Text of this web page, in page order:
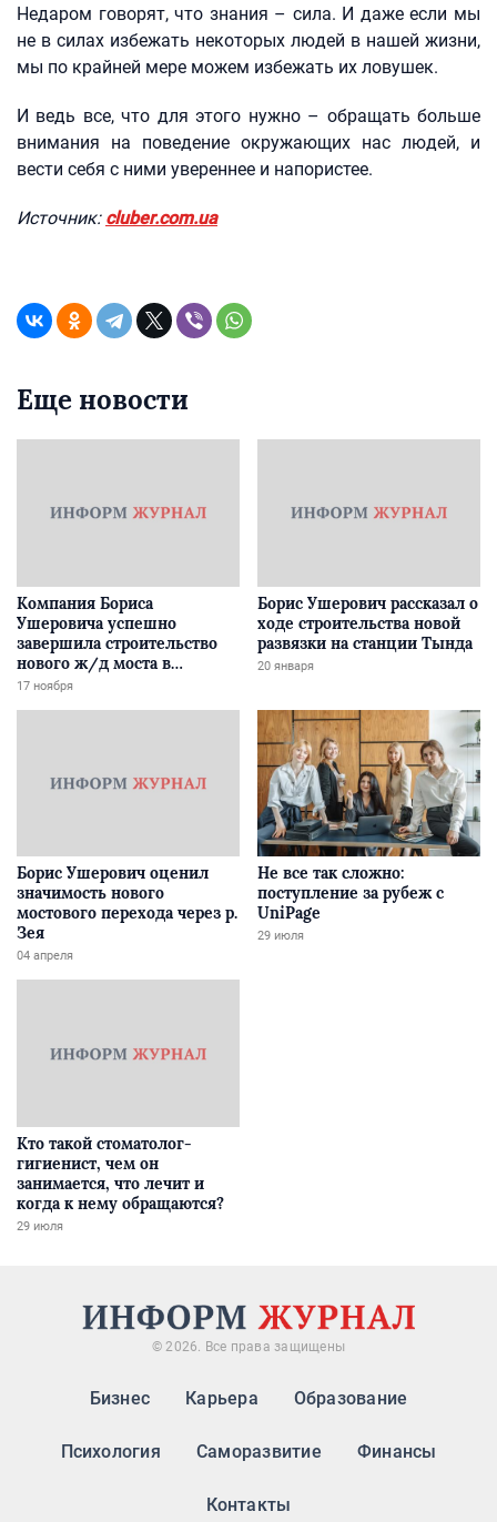
Недаром говорят, что знания – сила. И даже если мы
не в силах избежать некоторых людей в нашей жизни,
мы по крайней мере можем избежать их ловушек.
И ведь все, что для этого нужно – обращать больше
внимания на поведение окружающих нас людей, и
вести себя с ними увереннее и напористее.
Источник: cluber.com.ua
Еще новости
Компания Бориса
Ушеровича успешно
завершила строительство
нового ж/д моста в
Забайкалье
17 ноября
Борис Ушерович рассказал о
ходе строительства новой
развязки на станции Тында
20 января
Борис Ушерович оценил
значимость нового
мостового перехода через р.
Зея
04 апреля
Не все так сложно:
поступление за рубеж с
UniPage
29 июля
Кто такой стоматолог-
гигиенист, чем он
занимается, что лечит и
когда к нему обращаются?
29 июля
© 2026. Все права защищены
Бизнес Карьера Образование
Психология Саморазвитие Финансы
Контакты